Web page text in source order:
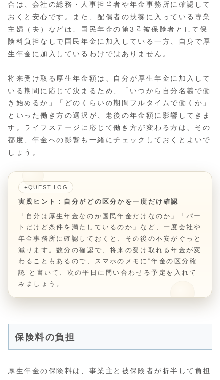
合は、会社の総務・人事担当者や年金事務所に確認して
おくと安心です。また、配偶者の扶養に入っている専業
主婦（夫）などは、国民年金の第3号被保険者として保
険料負担なしで国民年金に加入している一方、自身で厚
生年金に加入しているわけではありません。
将来受け取る厚生年金額は、自分が厚生年金に加入して
いる期間に応じて決まるため、「いつから自分名義で働
き始めるか」「どのくらいの期間フルタイムで働くか」
といった働き方の選択が、老後の年金額に影響してきま
す。ライフステージに応じて働き方が変わる方は、その
都度、年金への影響も一緒にチェックしておくとよいで
しょう。
✦ QUEST LOG
実践ヒント：自分がどの区分かを一度だけ確認
「自分は厚生年金なのか国民年金だけなのか」「パー
トだけど条件を満たしているのか」など、一度会社や
年金事務所に確認しておくと、その後の不安がぐっと
減ります。数分の確認で、将来の受け取れる年金が変
わることもあるので、スマホのメモに“年金の区分確
認”と書いて、次の平日に問い合わせる予定を入れて
みましょう。
保険料の負担
厚生年金の保険料は、事業主と被保険者が折半して負担